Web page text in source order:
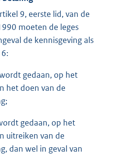
9, eerste lid, van de
moeten de leges
de kennisgeving als
gedaan, op het
het doen van de
gedaan, op het
uitreiken van de
dan wel in geval van